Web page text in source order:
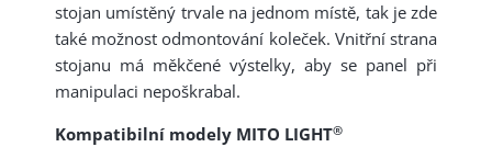
stojan umístěný trvale na jednom místě, tak je zde
také možnost odmontování koleček. Vnitřní strana
stojanu má měkčené výstelky, aby se panel při
manipulaci nepoškrabal.
Kompatibilní modely MITO LIGHT®